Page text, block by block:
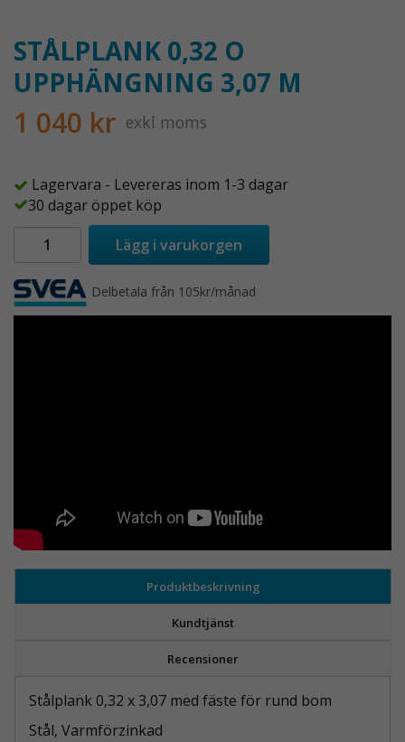
STÅLPLANK 0,32 O
UPPHÄNGNING 3,07 M
1 040 kr exkl moms
Lagervara - Levereras inom 1-3 dagar
30 dagar öppet köp
Lägg i varukorgen
Delbetala från 105kr/månad
Produktbeskrivning
Kundtjänst
Recensioner
Stålplank 0,32 x 3,07 med fäste för rund bom
Stål, Varmförzinkad